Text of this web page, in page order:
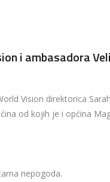
i ambasadora
Vision direktorica
od kojih je i općina
nepogoda.